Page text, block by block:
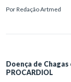
Distância (Secad)
PorRedação Artmed
Doença de
PROCARDIOL